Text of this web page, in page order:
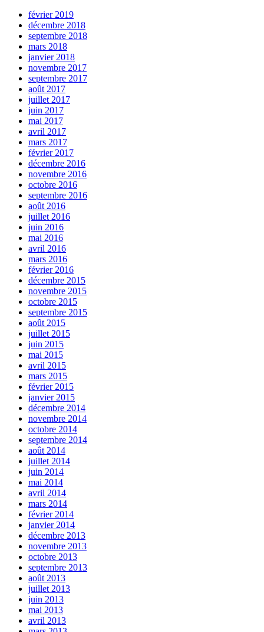
février 2019
décembre 2018
septembre 2018
mars 2018
janvier 2018
novembre 2017
septembre 2017
août 2017
juillet 2017
juin 2017
mai 2017
avril 2017
mars 2017
février 2017
décembre 2016
novembre 2016
octobre 2016
septembre 2016
août 2016
juillet 2016
juin 2016
mai 2016
avril 2016
mars 2016
février 2016
décembre 2015
novembre 2015
octobre 2015
septembre 2015
août 2015
juillet 2015
juin 2015
mai 2015
avril 2015
mars 2015
février 2015
janvier 2015
décembre 2014
novembre 2014
octobre 2014
septembre 2014
août 2014
juillet 2014
juin 2014
mai 2014
avril 2014
mars 2014
février 2014
janvier 2014
décembre 2013
novembre 2013
octobre 2013
septembre 2013
août 2013
juillet 2013
juin 2013
mai 2013
avril 2013